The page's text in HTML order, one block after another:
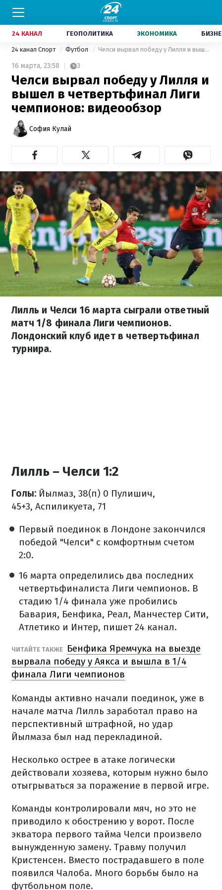
24 КАНАЛ ГЕОПОЛИТИКА ЭКОНОМИКА
24 канал Спорт Футбол Челси вырвал победу у Лилля и вышел в четвертьфинал Лиги чемпионов: видеообзор
16 марта, 23:58 3
Челси вырвал победу у Лилля и
вышел в четвертьфинал Лиги
чемпионов: видеообзор
София Кулай
Лилль и Челси 16 марта сыграли ответный
матч 1/8 финала Лиги чемпионов.
Лондонский клуб идет в четвертьфинал
турнира.
Лилль – Челси 1:2
Голы: Йылмаз, 38(п) 0 Пулишич,
45+3, Аспиликуета, 71
Первый поединок в Лондоне закончился
победой "Челси" с комфортным счетом
2:0.
16 марта определились два последних
четвертьфиналиста Лиги чемпионов. В
стадию 1/4 финала уже пробились
Бавария, Бенфика, Реал, Манчестер Сити,
Атлетико и Интер, пишет 24 канал.
ЧИТАЙТЕ ТАКЖЕ
Бенфика Яремчука на выезде
вырвала победу у Аякса и вышла в 1/4
финала Лиги чемпионов
Команды активно начали поединок, уже в
начале матча Лилль заработал право на
перспективный штрафной, но удар
Йылмаза был над перекладиной.
Несколько острее в атаке логически
действовали хозяева, которым нужно было
отыгрываться за поражение в первой игре.
Команды контролировали мяч, но это не
приводило к обострению у ворот. После
экватора первого тайма Челси произвело
вынужденную замену. Травму получил
Кристенсен. Вместо пострадавшего в поле
появился Чалоба. Много борьбы было на
футбольном поле.